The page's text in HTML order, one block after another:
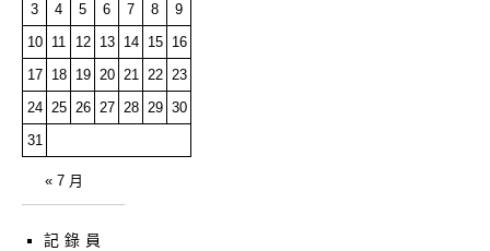
3
4 5 6 7 8
9
10
11 12 13 14 15
16
17
18 19 20 21 22 23
24 25 26 27 28 29 30
31
« 7 月
記錄員